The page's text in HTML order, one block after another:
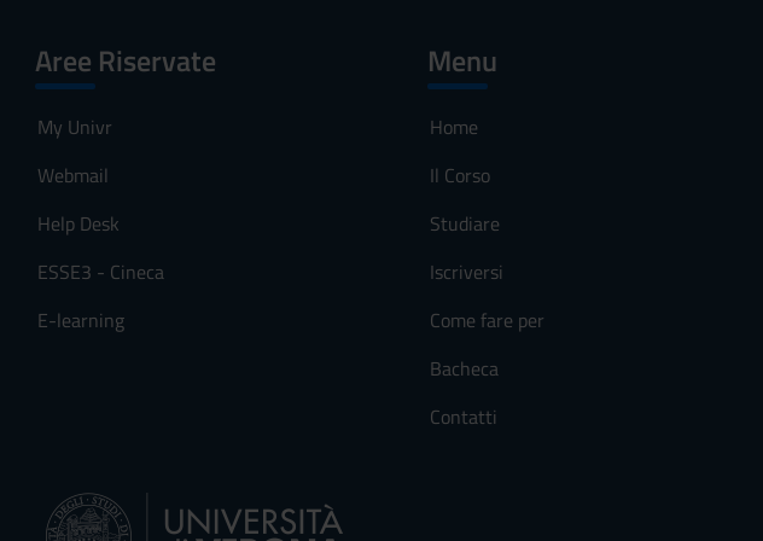
Aree Riservate
My Univr
Webmail
Help Desk
ESSE3 - Cineca
E-learning
Menu
Home
Il Corso
Studiare
Iscriversi
Come fare per
Bacheca
Contatti